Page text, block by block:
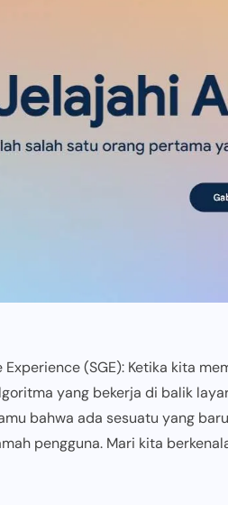
Experience (SGE): Ketika kita
yang bekerja di balik
bahwa ada sesuatu yang
pengguna. Mari kita